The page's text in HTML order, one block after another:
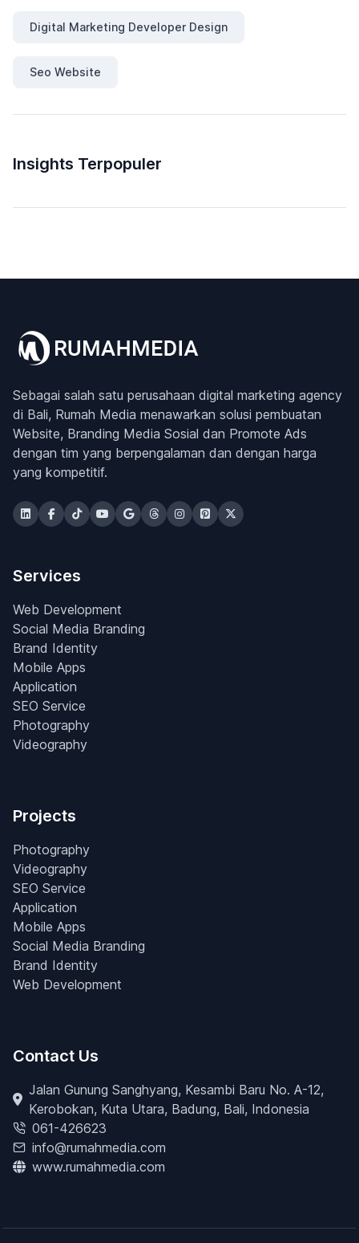
Digital Marketing Developer Design
Seo Website
Insights Terpopuler
Sebagai salah satu perusahaan digital marketing agency
di Bali, Rumah Media menawarkan solusi pembuatan
Website, Branding Media Sosial dan Promote Ads
dengan tim yang berpengalaman dan dengan harga
yang kompetitif.
Services
Web Development
Social Media Branding
Brand Identity
Mobile Apps
Application
SEO Service
Photography
Videography
Projects
Photography
Videography
SEO Service
Application
Mobile Apps
Social Media Branding
Brand Identity
Web Development
Contact Us
Jalan Gunung Sanghyang, Kesambi Baru No. A-12,
Kerobokan, Kuta Utara, Badung, Bali, Indonesia
061-426623
info@rumahmedia.com
www.rumahmedia.com